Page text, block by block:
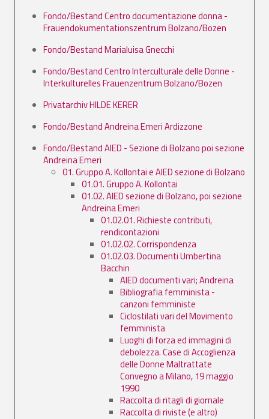
Fondo/Bestand Centro documentazione donna -
Frauendokumentationszentrum Bolzano/Bozen
Fondo/Bestand Marialuisa Gnecchi
Fondo/Bestand Centro Interculturale delle Donne -
Interkulturelles Frauenzentrum Bolzano/Bozen
Privatarchiv HILDE KERER
Fondo/Bestand Andreina Emeri Ardizzone
Fondo/Bestand AIED - Sezione di Bolzano poi sezione
Andreina Emeri
01. Gruppo A. Kollontai e AIED sezione di Bolzano
01.01. Gruppo A. Kollontai
01.02. AIED sezione di Bolzano, poi sezione
Andreina Emeri
01.02.01. Richieste contributi,
rendicontazioni
01.02.02. Corrispondenza
01.02.03. Documenti Umbertina
Bacchin
AIED documenti vari; Andreina
Bibliografia femminista -
canzoni femministe
Ciclostilati vari del Movimento
femminista
Luoghi di forza ed immagini di
debolezza. Case di Accoglienza
delle Donne Maltrattate
Convegno a Milano, 19 maggio
1990
Raccolta di ritagli di giornale
Raccolta di riviste (e altro)